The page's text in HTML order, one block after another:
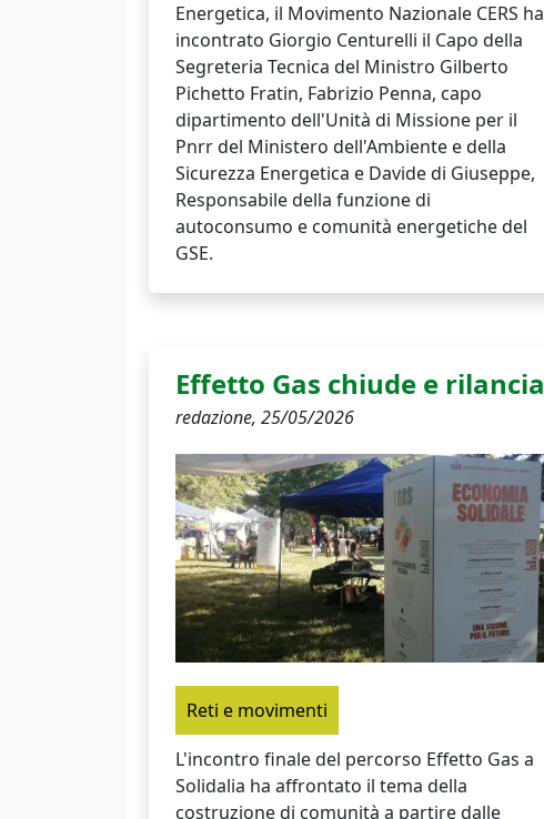
Energetica, il Movimento Nazionale CERS ha
incontrato Giorgio Centurelli il Capo della
Segreteria Tecnica del Ministro Gilberto
Pichetto Fratin, Fabrizio Penna, capo
dipartimento dell'Unità di Missione per il
Pnrr del Ministero dell'Ambiente e della
Sicurezza Energetica e Davide di Giuseppe,
Responsabile della funzione di
autoconsumo e comunità energetiche del
GSE.
Effetto Gas chiude e rilancia
redazione, 25/05/2026
Reti e movimenti
L'incontro finale del percorso Effetto Gas a
Solidalia ha affrontato il tema della
costruzione di comunità a partire dalle